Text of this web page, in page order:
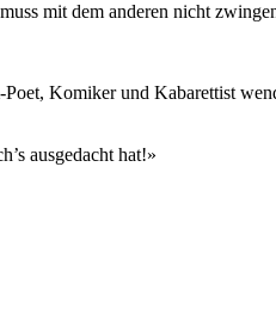
mit dem anderen nicht
Komiker und Kabarettist
ausgedacht hat!»